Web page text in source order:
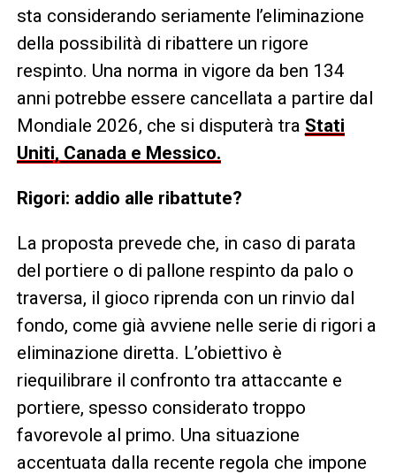
sta considerando seriamente l’eliminazione
della possibilità di ribattere un rigore
respinto. Una norma in vigore da ben 134
anni potrebbe essere cancellata a partire dal
Mondiale 2026, che si disputerà tra Stati
Uniti, Canada e Messico.
Rigori: addio alle ribattute?
La proposta prevede che, in caso di parata
del portiere o di pallone respinto da palo o
traversa, il gioco riprenda con un rinvio dal
fondo, come già avviene nelle serie di rigori a
eliminazione diretta. L’obiettivo è
riequilibrare il confronto tra attaccante e
portiere, spesso considerato troppo
favorevole al primo. Una situazione
accentuata dalla recente regola che impone